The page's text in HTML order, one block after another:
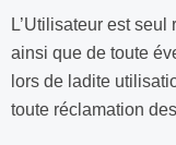
L’Utilisateur est
ainsi que de toute
lors de ladite
toute réclamation